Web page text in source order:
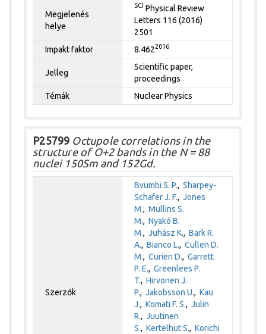
Megjelenés
helye
SCI Physical Review
Letters 116 (2016)
2501
Impakt faktor
8.4622016
Jelleg
Scientific paper,
proceedings
Témák
Nuclear Physics
P25799 Octupole correlations in the
structure of O+2 bands in the N = 88
nuclei 150Sm and 152Gd.
Szerzők
Bvumbi S. P.,Sharpey-
Schafer J. F.,Jones
M.,Mullins S.
M.,Nyakó B.
M.,Juhász K.,Bark R.
A.,Bianco L.,Cullen D.
M.,Curien D.,Garrett
P. E.,Greenlees P.
T.,Hirvonen J.
P.,Jakobsson U.,Kau
J.,Komati F. S.,Julin
R.,Juutinen
S.,Kertelhut S.,Korichi